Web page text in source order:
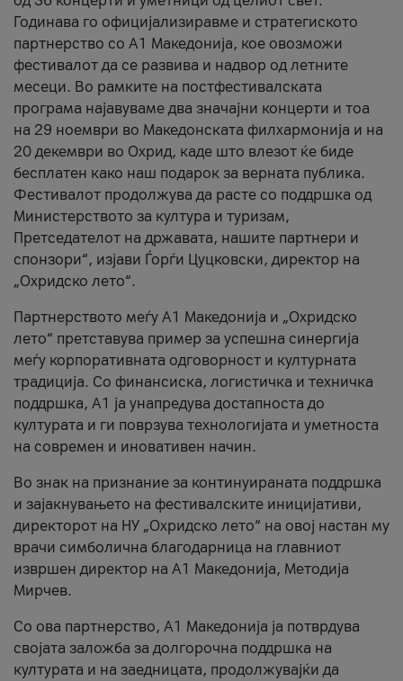
Годинава го официјализиравме и стратегиското
партнерство со А1 Македонија, кое овозможи
фестивалот да се развива и надвор од летните
месеци. Во рамките на постфестивалската
програма најавуваме два значајни концерти и тоа
на 29 ноември во Македонската филхармонија и на
20 декември во Охрид, каде што влезот ќе биде
бесплатен како наш подарок за верната публика.
Фестивалот продолжува да расте со поддршка од
Министерството за култура и туризам,
Претседателот на државата, нашите партнери и
спонзори“, изјави Ѓорѓи Цуцковски, директор на
„Охридско лето“.
Партнерството меѓу A1 Македонија и „Охридско
лето“ претставува пример за успешна синергија
меѓу корпоративната одговорност и културната
традиција. Со финансиска, логистичка и техничка
поддршка, A1 ја унапредува достапноста до
културата и ги поврзува технологијата и уметноста
на современ и иновативен начин.
Во знак на признание за континуираната поддршка
и зајакнувањето на фестивалските иницијативи,
директорот на НУ „Охридско лето“ на овој настан му
врачи симболична благодарница на главниот
извршен директор на A1 Македонија, Методија
Мирчев.
Со ова партнерство, A1 Македонија ја потврдува
својата заложба за долгорочна поддршка на
културата и на заедницата, продолжувајќи да